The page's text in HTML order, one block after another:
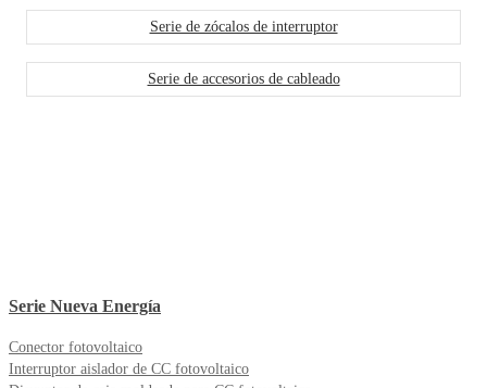
Serie de zócalos de interruptor
Serie de accesorios de cableado
Serie Nueva Energía
Conector fotovoltaico
Interruptor aislador de CC fotovoltaico